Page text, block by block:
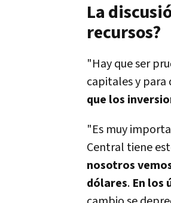
La
recursos?
"Hay que ser
capitales y para
que los
"Es muy
Central tiene
nosotros
dólares. En los